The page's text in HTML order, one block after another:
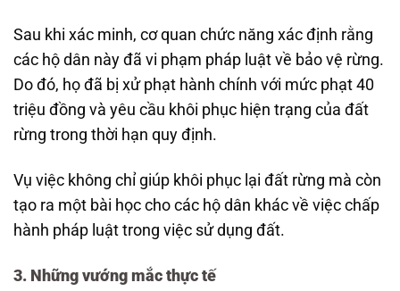
Sau khi xác minh, cơ quan chức năng xác định rằng
các hộ dân này đã vi phạm pháp luật về bảo vệ rừng.
Do đó, họ đã bị xử phạt hành chính với mức phạt 40
triệu đồng và yêu cầu khôi phục hiện trạng của đất
rừng trong thời hạn quy định.
Vụ việc không chỉ giúp khôi phục lại đất rừng mà còn
tạo ra một bài học cho các hộ dân khác về việc chấp
hành pháp luật trong việc sử dụng đất.
3. Những vướng mắc thực tế